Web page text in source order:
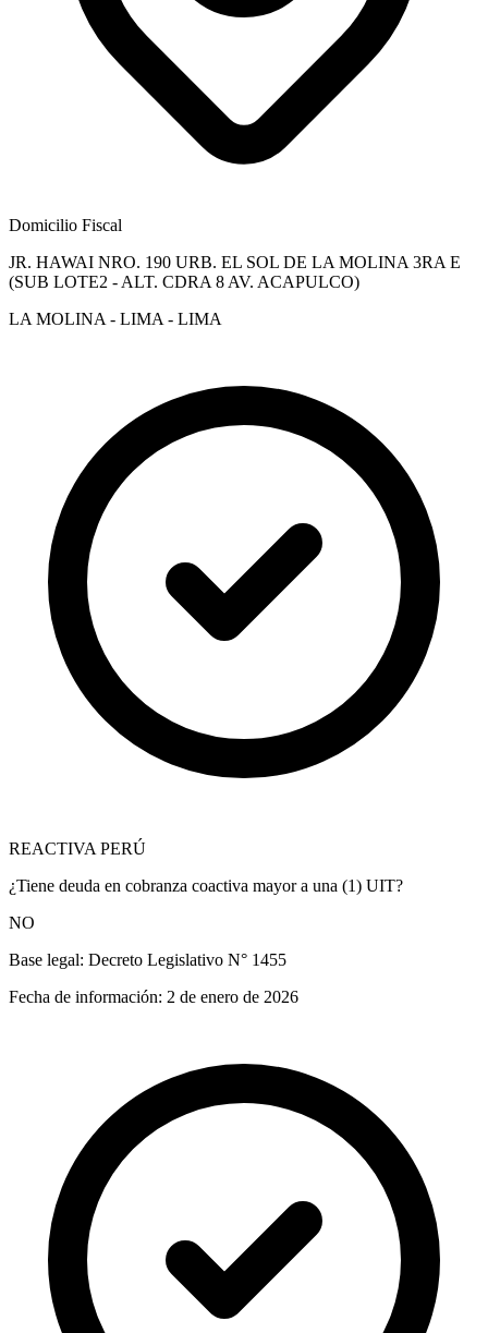
Domicilio Fiscal
JR. HAWAI NRO. 190 URB. EL SOL DE LA MOLINA 3RA E
(SUB LOTE2 - ALT. CDRA 8 AV. ACAPULCO)
LA MOLINA - LIMA - LIMA
REACTIVA PERÚ
¿Tiene deuda en cobranza coactiva mayor a una (1) UIT?
NO
Base legal: Decreto Legislativo N° 1455
Fecha de información: 2 de enero de 2026